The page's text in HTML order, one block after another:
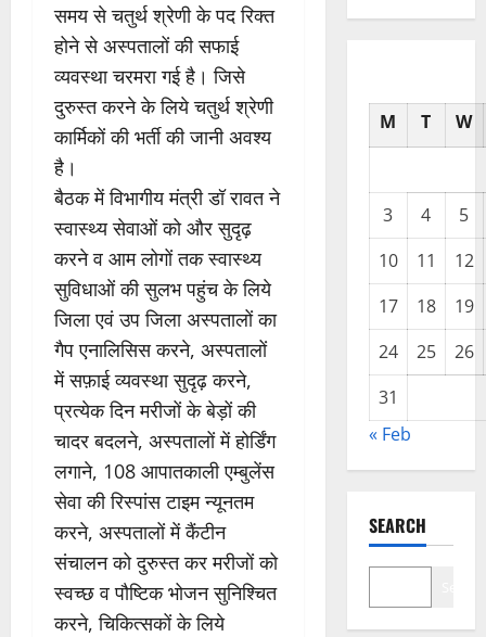
समय से चतुर्थ श्रेणी के पद रिक्त
होने से अस्पतालों की सफाई
व्यवस्था चरमरा गई है। जिसे
दुरुस्त करने के लिये चतुर्थ श्रेणी
कार्मिकों की भर्ती की जानी अवश्य
है।
बैठक में विभागीय मंत्री डॉ रावत ने
स्वास्थ्य सेवाओं को और सुदृढ़
करने व आम लोगों तक स्वास्थ्य
सुविधाओं की सुलभ पहुंच के लिये
जिला एवं उप जिला अस्पतालों का
गैप एनालिसिस करने, अस्पतालों
में सफ़ाई व्यवस्था सुदृढ़ करने,
प्रत्येक दिन मरीजों के बेड़ों की
चादर बदलने, अस्पतालों में होर्डिंग
लगाने, 108 आपातकाली एम्बुलेंस
सेवा की रिस्पांस टाइम न्यूनतम
करने, अस्पतालों में कैंटीन
संचालन को दुरुस्त कर मरीजों को
स्वच्छ व पौष्टिक भोजन सुनिश्चित
करने, चिकित्सकों के लिये
M T W
3 4
5
10
11
12
17
18
19
24
25
26
31
« Feb
SEARCH